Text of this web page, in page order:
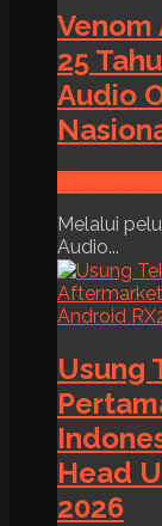
Venom
25
Audio
Melalui
Audio...
Usung
Head
2026